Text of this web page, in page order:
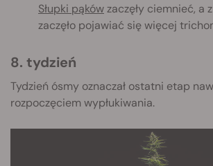
Słupki pąkówzaczęły ciemnieć, a
zaczęło pojawiać się więcej
8. tydzień
Tydzień ósmy oznaczał ostatni etap
rozpoczęciem wypłukiwania.